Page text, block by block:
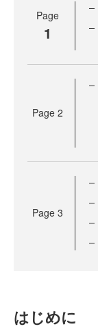
Page
1
Page 2
Page 3
はじめに